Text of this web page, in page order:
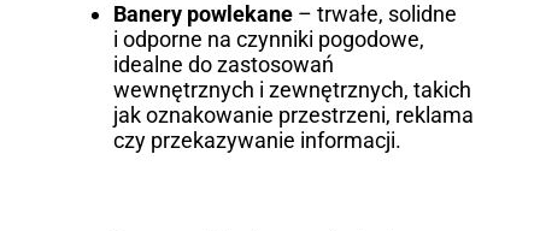
Banery powlekane– trwałe, solidne
i odporne na czynniki pogodowe,
idealne do zastosowań
wewnętrznych i zewnętrznych, takich
jak oznakowanie przestrzeni, reklama
czy przekazywanie informacji.